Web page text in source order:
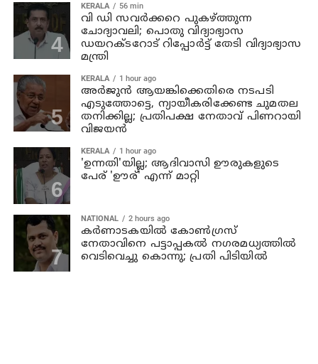
KERALA 56 min
വി ഡി സവര്‍ക്കറെ പുകഴ്ത്തുന്ന
ചോദ്യാവലി; പൊതു വിദ്യാഭ്യാസ
ഡയറക്ടറോട് റിപ്പോര്‍ട്ട് തേടി വിദ്യാഭ്യാസ
മന്ത്രി
KERALA 1 hour ago
അര്‍ജുന്‍ ആയങ്കിക്കെതിരെ നടപടി
എടുത്തോട്ടെ, ന്യായീകരിക്കേണ്ട ചുമതല
തനിക്കില്ല; പ്രതിപക്ഷ നേതാവ് പിണറായി
വിജയന്‍
KERALA 1 hour ago
'ഉന്നതി'യില്ല; ആദിവാസി ഊരുകളുടെ
പേര് 'ഊര്' എന്ന് മാറ്റി
NATIONAL 2 hours ago
കര്‍ണാടകയില്‍ കോണ്‍ഗ്രസ്
നേതാവിനെ പട്ടാപ്പകല്‍ നഗരമധ്യത്തില്‍
വെടിവെച്ചു കൊന്നു; പ്രതി പിടിയില്‍